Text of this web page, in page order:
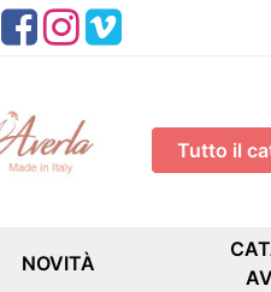
Whatsapp
FacebookInstagram
Youtube
NOVITÀ